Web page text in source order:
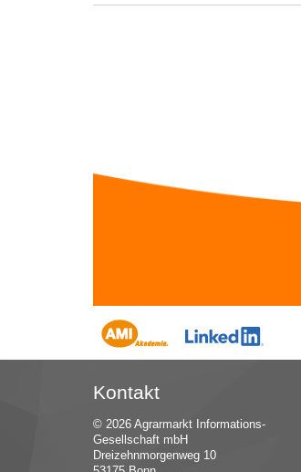
Kontakt
© 2026 Agrarmarkt Informations-
Gesellschaft mbH
Dreizehnmorgenweg 10